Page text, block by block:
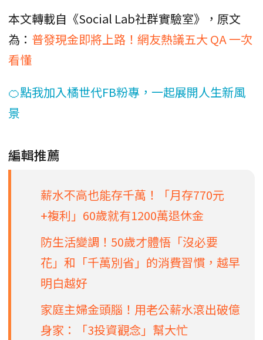
本文轉載自《Social Lab社群實驗室》，原文
為： 普發現金即將上路！網友熱議五大 QA 一次
看懂
🍊點我加入橘世代FB粉專，一起展開人生新風
景
編輯推薦
薪水不高也能存千萬！「月存770元
+複利」60歲就有1200萬退休金
防生活變調！50歲才體悟「沒必要
花」和「千萬別省」的消費習慣，越早
明白越好
家庭主婦金頭腦！用老公薪水滾出破億
身家：「3投資觀念」幫大忙